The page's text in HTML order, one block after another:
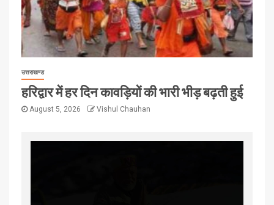
उत्तराखण्ड
हरिद्वार में हर दिन कावड़ियों की भारी भीड़ बढ़ती हुई
August 5, 2026 Vishul Chauhan